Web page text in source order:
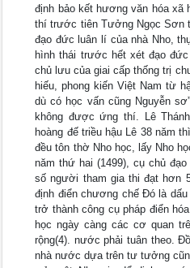
định bảo kết hương văn hóa xã
thí trước tiên Tưởng Ngọc Sơn
đạo đức luân lí của nhà Nho,
hình thái trước hết xét đạo
chủ lưu của giai cấp thống trị
hiếu, phong kiến Việt Nam từ
dù có học vấn cũng Nguyễn
không được ứng thí. Lê
hoàng đế triều hậu Lê 38 năm
đều tôn thờ Nho học, lấy Nho
năm thứ hai (1499), cụ chủ
số người tham gia thi đạt hơn
định điển chương chế Đó là
trở thành công cụ pháp điển
học ngày càng các cơ quan
rộng(4). nước phải tuân theo.
nhà nước dựa trên tư tưởng